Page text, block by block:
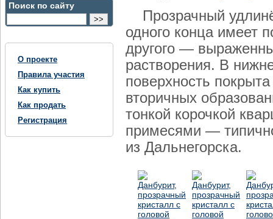
Прозрачный
одного конца имеет
другого —
растворения. В
поверхность
вторичных
тонкой корочкой
примесями —
из Дальнегорска.
Поиск по сайту
О проекте
Правила участия
Как купить
Как продать
Регистрация